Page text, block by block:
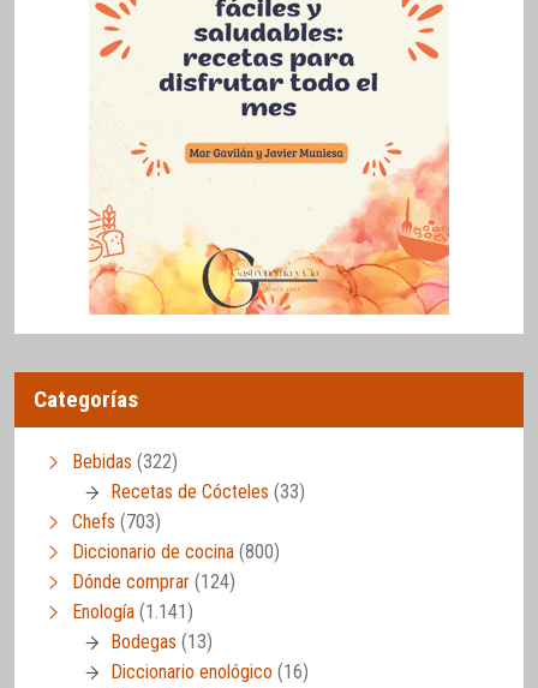
Categorías
Bebidas (322)
Recetas de Cócteles (33)
Chefs (703)
Diccionario de cocina (800)
Dónde comprar (124)
Enología (1.141)
Bodegas (13)
Diccionario enológico (16)